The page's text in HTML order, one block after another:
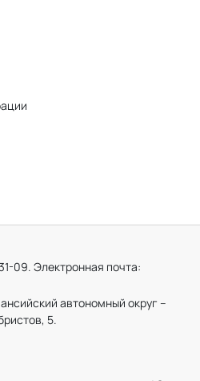
09. Электронная почта:
автономный округ –
5.